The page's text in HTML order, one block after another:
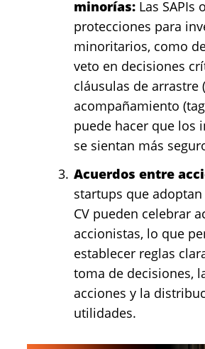
minorías: Las SAPIs
protecciones para
minoritarios, como
veto en decisiones
cláusulas de arrastre
acompañamiento
puede hacer que los
se sientan más
Acuerdos entre
startups que adoptan
CV pueden celebrar
accionistas, lo que
establecer reglas
toma de decisiones,
acciones y la
utilidades.